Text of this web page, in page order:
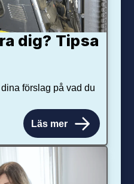
dig? Tipsa
förslag på vad du
Läs mer